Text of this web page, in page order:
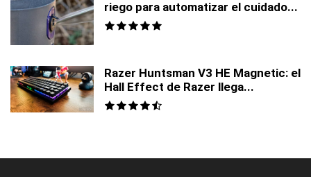
riego para automatizar el cuidado...
Razer Huntsman V3 HE Magnetic: el
Hall Effect de Razer llega...